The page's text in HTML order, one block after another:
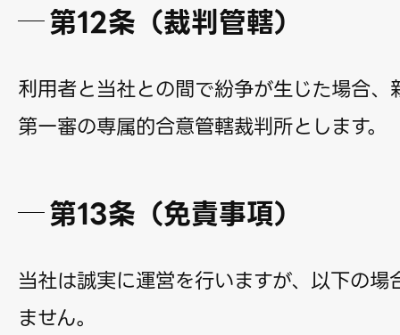
第12条（裁判管轄）
利用者と当社との間で紛争が生じた場合
第一審の専属的合意管轄裁判所とします。
第13条（免責事項）
当社は誠実に運営を行いますが、以下の場
ません。